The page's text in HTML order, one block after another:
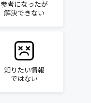
参考になったが
解決できない
知りたい情報
ではない